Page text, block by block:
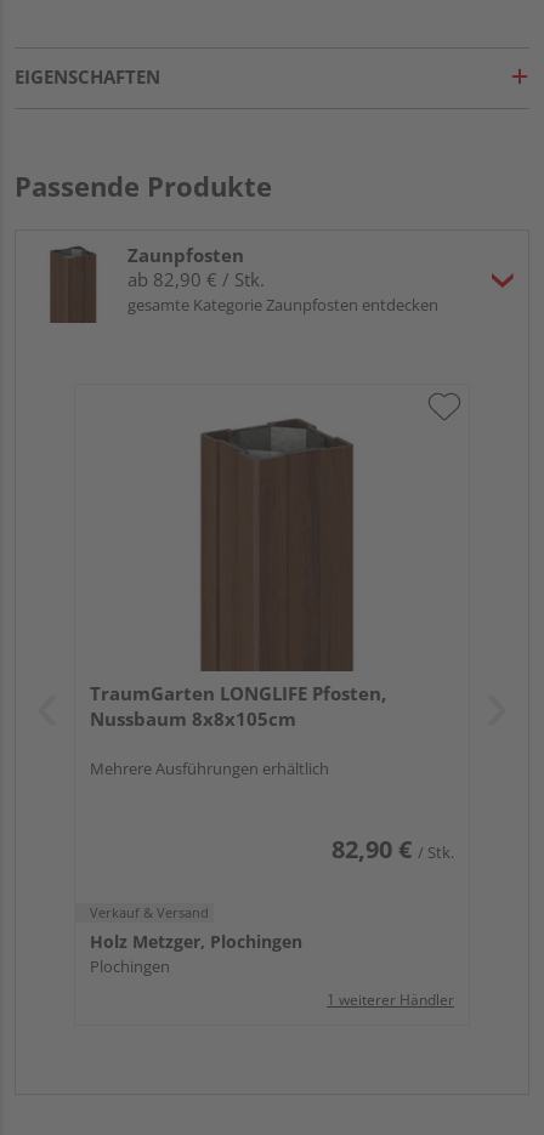
EIGENSCHAFTEN
Passende Produkte
Zaunpfosten
ab 82,90 € / Stk.
gesamte Kategorie Zaunpfosten entdecken
TraumGarten LONGLIFE Pfosten,
Nussbaum 8x8x105cm
Mehrere Ausführungen erhältlich
82,90 € / Stk.
Verkauf & Versand
Holz Metzger, Plochingen
Plochingen
1 weiterer Händler